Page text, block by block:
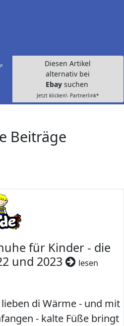
Diesen Artikel
alternativ bei
Ebay suchen
Jetzt klicken!- Partnerlink*
Beiträge
für Kinder - die
und 2023
lesen
di Wärme - und mit
- kalte Füße bringt